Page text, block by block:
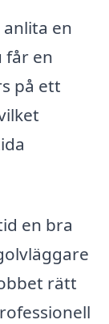
en
får en
på ett
en bra
rätt